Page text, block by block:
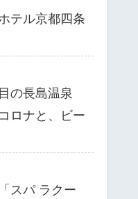
テル京都四条
の長島温泉
ロナと、ビー
スパ ラクー